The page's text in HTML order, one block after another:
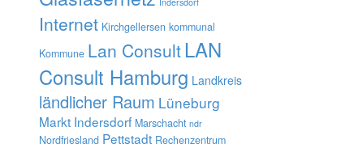
Internet Kirchgellersen kommunal
Kommune Lan Consult LAN
Consult Hamburg Landkreis
ländlicher Raum Lüneburg
Markt Indersdorf Marschacht ndr
Nordfriesland Pettstadt Rechenzentrum